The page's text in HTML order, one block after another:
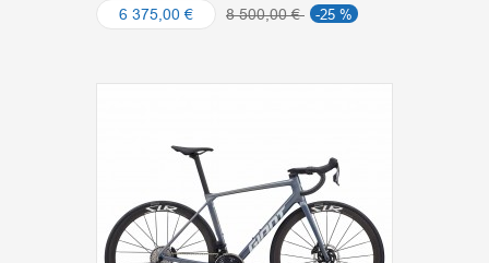
6 375,00 € 8 500,00 € -25 %